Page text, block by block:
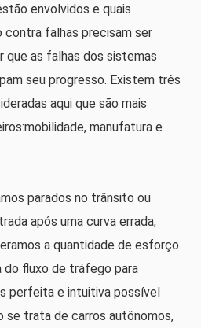
envolvidos e quais
falhas precisam ser
que as falhas dos sistemas
seu progresso. Existem três
aqui que são mais
manufatura e
parados no trânsito ou
após uma curva errada,
a quantidade de esforço
do fluxo de tráfego para
perfeita e intuitiva possível
se trata de carros autônomos,